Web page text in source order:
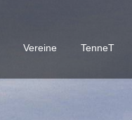
Vereine TenneT